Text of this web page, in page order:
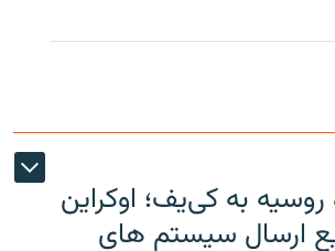
به کی‌یف؛ اوکراین
ارسال سیستم های